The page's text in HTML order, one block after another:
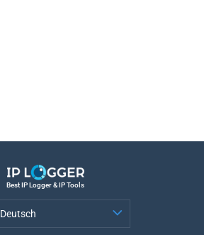
Best IP Logger & IP Tools
Deutsch